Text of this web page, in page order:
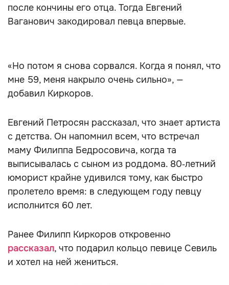
после кончины его отца. Тогда Евгений
Ваганович закодировал певца впервые.
«Но потом я снова сорвался. Когда я понял, что
мне 59, меня накрыло очень сильно», —
добавил Киркоров.
Евгений Петросян рассказал, что знает артиста
с детства. Он напомнил всем, что встречал
маму Филиппа Бедросовича, когда та
выписывалась с сыном из роддома. 80‑летний
юморист крайне удивился тому, как быстро
пролетело время: в следующем году певцу
исполнится 60 лет.
Ранее Филипп Киркоров откровенно
рассказал, что подарил кольцо певице Севиль
и хотел на ней жениться.